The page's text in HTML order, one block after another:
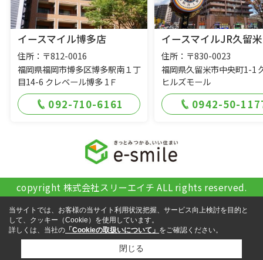
イースマイル博多店
住所：〒812-0016
福岡県福岡市博多区博多駅南１丁
目14-6 クレベール博多 1Ｆ
092-710-6161
イースマイルJR久留
住所：〒830-0023
福岡県久留米市中央町1-1
ヒルズモール
0942-50-
copyright 株式会社スリーエイチ ALL rights reserved.
当サイトでは、お客様の当サイト利用状況把握、サービス向上検討を目的と
して、クッキー（Cookie）を使用しています。
詳しくは、当社の 「Cookieの取扱いについて」 をご確認ください。
閉じる